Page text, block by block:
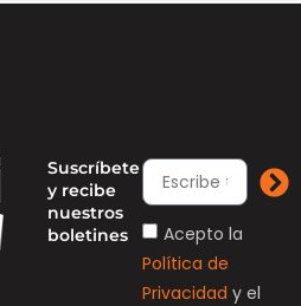
Suscríbete
y recibe
nuestros
boletines
Acepto la
Política de
Privacidad y el